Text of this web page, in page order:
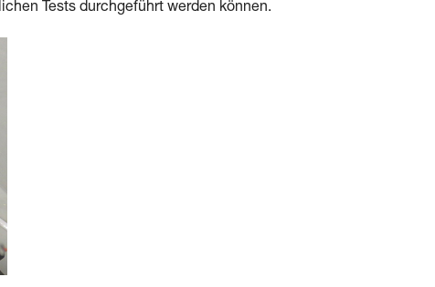
Tests durchgeführt werden können.